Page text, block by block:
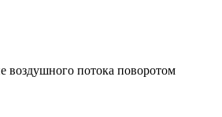
воздушного потока поворотом